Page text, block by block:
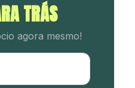
TRÁS
agora mesmo!